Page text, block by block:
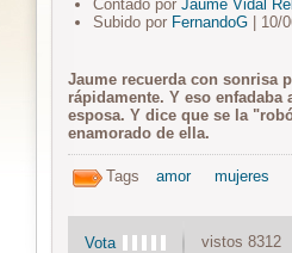
Contado por Jaume Vidal
Subido por FernandoG| 10/
Jaume recuerda con sonrisa
rápidamente. Y eso
esposa. Y dice que se la
enamorado de ella.
Tags amor mujeres
Vota vistos 8312